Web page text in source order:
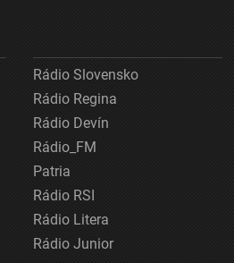
Rádio Slovensko
Rádio Regina
Rádio Devín
Rádio_FM
Patria
Rádio RSI
Rádio Litera
Rádio Junior